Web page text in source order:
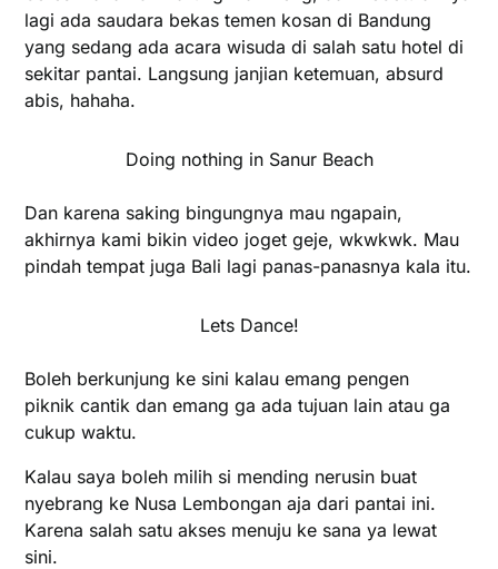
lagi ada saudara bekas temen kosan di Bandung
yang sedang ada acara wisuda di salah satu hotel di
sekitar pantai. Langsung janjian ketemuan, absurd
abis, hahaha.
Doing nothing in Sanur Beach
Dan karena saking bingungnya mau ngapain,
akhirnya kami bikin video joget geje, wkwkwk. Mau
pindah tempat juga Bali lagi panas-panasnya kala itu.
Lets Dance!
Boleh berkunjung ke sini kalau emang pengen
piknik cantik dan emang ga ada tujuan lain atau ga
cukup waktu.
Kalau saya boleh milih si mending nerusin buat
nyebrang ke Nusa Lembongan aja dari pantai ini.
Karena salah satu akses menuju ke sana ya lewat
sini.